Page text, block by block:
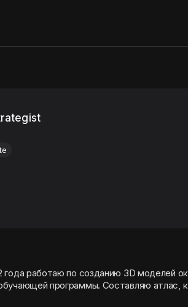
года работаю по созданию 3D моделей
программы. Составляю атлас,